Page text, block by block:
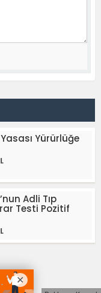
Yürürlüğe
Adli Tıp
Testi Pozitif